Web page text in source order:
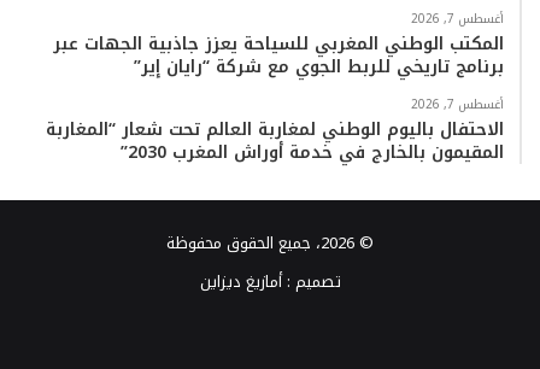
أغسطس 7, 2026
المكتب الوطني المغربي للسياحة يعزز جاذبية الجهات عبر
برنامج تاريخي للربط الجوي مع شركة “رايان إير”
أغسطس 7, 2026
الاحتفال باليوم الوطني لمغاربة العالم تحت شعار “المغاربة
المقيمون بالخارج في خدمة أوراش المغرب 2030”
© 2026، جميع الحقوق محفوظة
تصميم :أمازيغ ديزاين